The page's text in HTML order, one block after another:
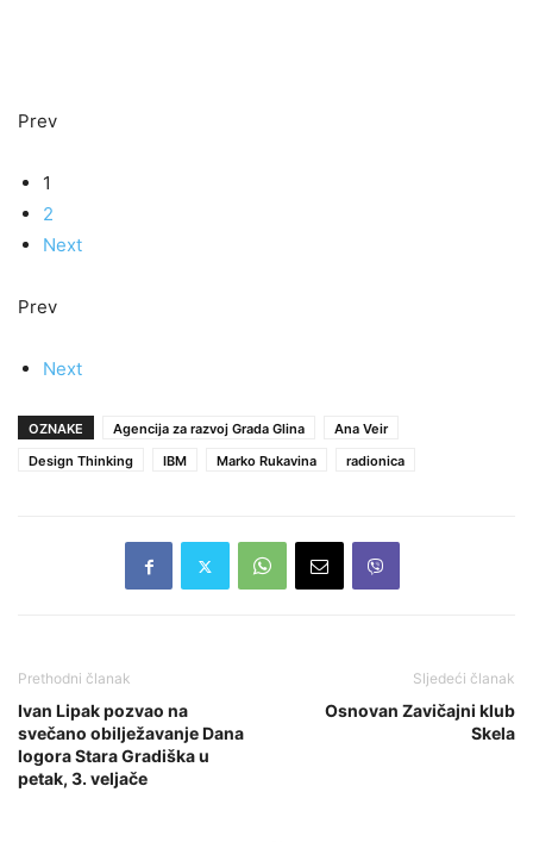
Prev
1
2
Next
Prev
Next
OZNAKE Agencija za razvoj Grada Glina
Ana Veir
Design Thinking
IBM Marko Rukavina radionica
Prethodni članak
Ivan Lipak pozvao na
svečano obilježavanje Dana
logora Stara Gradiška u
petak, 3. veljače
Sljedeći članak
Osnovan Zavičajni klub
Skela